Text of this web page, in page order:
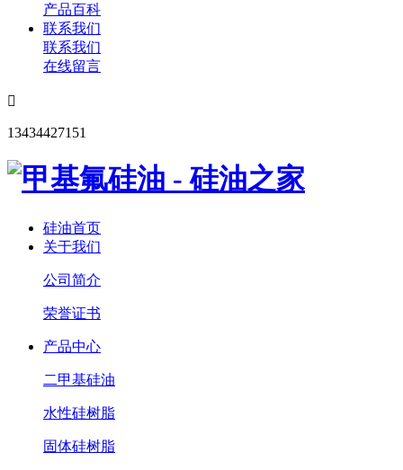
产品百科
联系我们
联系我们
在线留言

13434427151
硅油首页
关于我们
公司简介
荣誉证书
产品中心
二甲基硅油
水性硅树脂
固体硅树脂